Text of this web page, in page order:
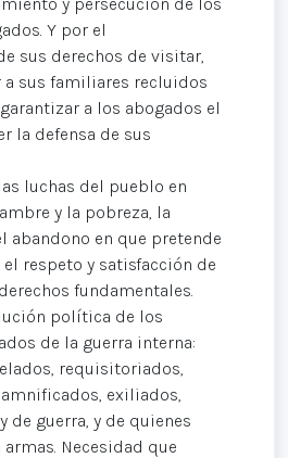
Y por el
sus derechos de visitar,
a sus familiares recluidos
a los abogados el
la defensa de sus
luchas del pueblo en
y la pobreza, la
abandono en que pretende
el respeto y satisfacción de
fundamentales.
política de los
de la guerra interna:
requisitoriados,
exiliados,
de guerra, y de quienes
Necesidad que